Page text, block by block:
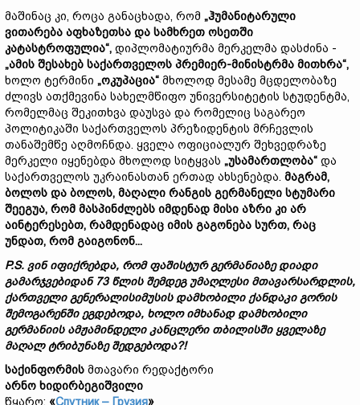
მაშინაც კი, როცა განაცხადა, რომ „ჰუმანიტარული
ვითარება აფხაზეთსა და სამხრეთ ოსეთში
კატასტროფულია“, დიპლომატიურმა მერკელმა დასძინა -
„ამის შესახებ საქართველოს პრემიერ-მინისტრმა მითხრა“,
ხოლო ტერმინი „ოკუპაცია“ მხოლოდ მესამე მცდელობაზე
ძლივს ათქმევინა სახელმწიფო უნივერსიტეტის სტუდენტმა,
რომელმაც შეკითხვა დაუსვა და რომელიც საგარეო
პოლიტიკაში საქართველოს პრეზიდენტის მრჩევლის
თანაშემწე აღმოჩნდა. ყველა ოფიციალურ შეხვედრაზე
მერკელი იყენებდა მხოლოდ სიტყვას „უსამართლობა“ და
საქართველოს უკრაინასთან ერთად ახსენებდა. მაგრამ,
ბოლოს და ბოლოს, მაღალი რანგის გერმანელი სტუმარი
შეეგუა, რომ მასპინძლებს იმდენად მისი აზრი კი არ
აინტერესებთ, რამდენადაც იმის გაგონება სურთ, რაც
უნდათ, რომ გაიგონონ...
P.S. ვინ იფიქრებდა, რომ ფაშისტურ გერმანიაზე დიადი
გამარჯვებიდან 73 წლის შემდეგ უმაღლესი მთავარსარდლის,
ქართველი გენერალისიმუსის დამხობილი ქანდაკი გორის
შემოგარენში ეგდებოდა, ხოლო იმხანად დამხობილი
გერმანიის ამჟამინდელი კანცლერი თბილისში ყველაზე
მაღალ ტრიბუნაზე შედგებოდა?!
საქინფორმის მთავარი რედაქტორი
არნო ხიდირბეგიშვილი
წყარო: «Спутник – Грузия»